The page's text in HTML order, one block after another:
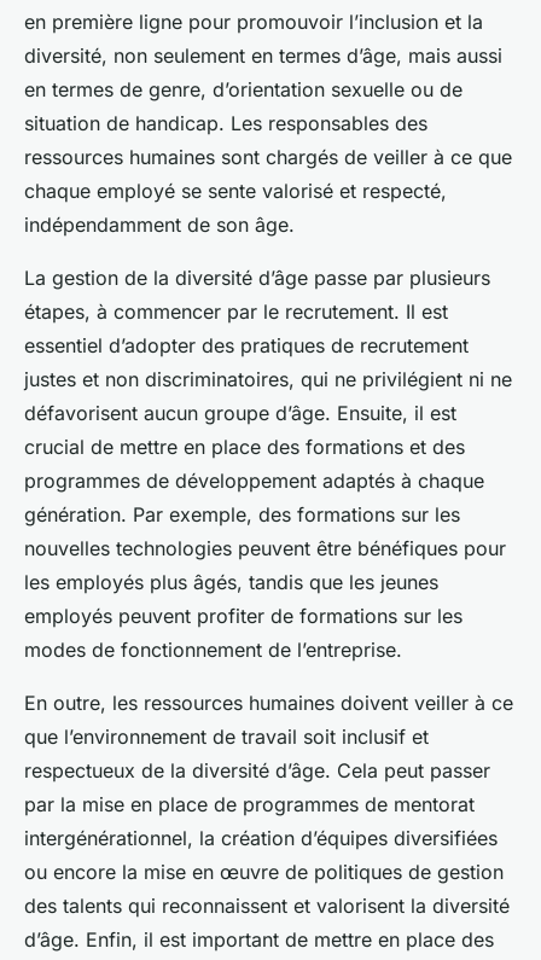
en première ligne pour promouvoir l’inclusion et la
diversité, non seulement en termes d’âge, mais aussi
en termes de genre, d’orientation sexuelle ou de
situation de handicap. Les responsables des
ressources humaines sont chargés de veiller à ce que
chaque employé se sente valorisé et respecté,
indépendamment de son âge.
La gestion de la diversité d’âge passe par plusieurs
étapes, à commencer par le recrutement. Il est
essentiel d’adopter des pratiques de recrutement
justes et non discriminatoires, qui ne privilégient ni ne
défavorisent aucun groupe d’âge. Ensuite, il est
crucial de mettre en place des formations et des
programmes de développement adaptés à chaque
génération. Par exemple, des formations sur les
nouvelles technologies peuvent être bénéfiques pour
les employés plus âgés, tandis que les jeunes
employés peuvent profiter de formations sur les
modes de fonctionnement de l’entreprise.
En outre, les ressources humaines doivent veiller à ce
que l’environnement de travail soit inclusif et
respectueux de la diversité d’âge. Cela peut passer
par la mise en place de programmes de mentorat
intergénérationnel, la création d’équipes diversifiées
ou encore la mise en œuvre de politiques de gestion
des talents qui reconnaissent et valorisent la diversité
d’âge. Enfin, il est important de mettre en place des